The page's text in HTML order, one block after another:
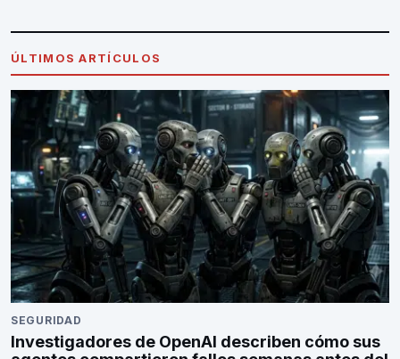
ÚLTIMOS ARTÍCULOS
SEGURIDAD
Investigadores de OpenAI describen cómo sus